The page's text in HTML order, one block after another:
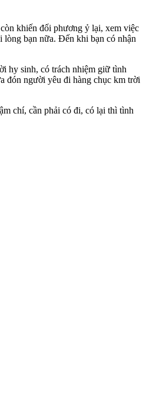
khiến đối phương ỷ lại, xem việc
lòng bạn nữa. Đến khi bạn có nhận
hy sinh, có trách nhiệm giữ tình
đón người yêu đi hàng chục km trời
chí, cần phải có đi, có lại thì tình